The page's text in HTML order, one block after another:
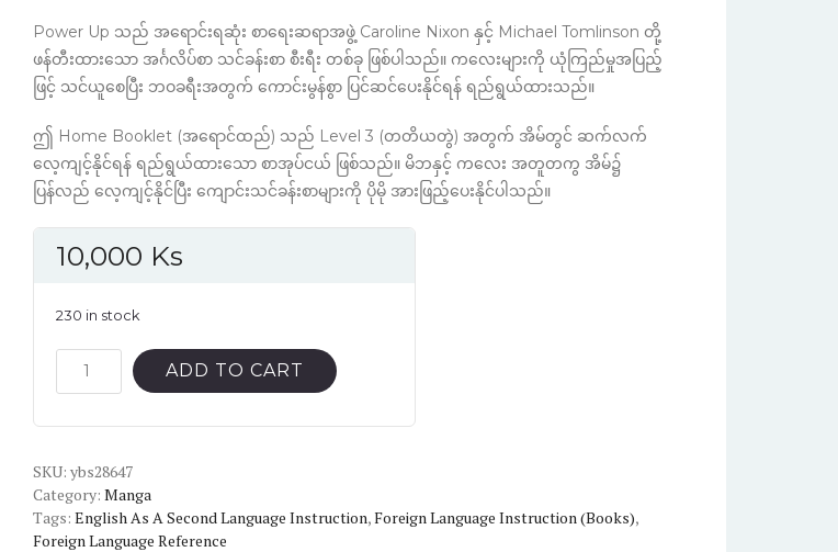
Power Up သည် အရောင်းရဆုံး စာရေးဆရာအဖွဲ့ Caroline Nixon နှင့် Michael Tomlinson တို့
ဖန်တီးထားသော အင်္ဂလိပ်စာ သင်ခန်းစာ စီးရီး တစ်ခု ဖြစ်ပါသည်။ ကလေးများကို ယုံကြည်မှုအပြည့်
ဖြင့် သင်ယူစေပြီး ဘဝခရီးအတွက် ကောင်းမွန်စွာ ပြင်ဆင်ပေးနိုင်ရန် ရည်ရွယ်ထားသည်။
ဤ Home Booklet (အရောင်ထည်) သည် Level 3 (တတိယတွဲ) အတွက် အိမ်တွင် ဆက်လက်
လေ့ကျင့်နိုင်ရန် ရည်ရွယ်ထားသော စာအုပ်ငယ် ဖြစ်သည်။ မိဘနှင့် ကလေး အတူတကွ အိမ်၌
ပြန်လည် လေ့ကျင့်နိုင်ပြီး ကျောင်းသင်ခန်းစာများကို ပိုမို အားဖြည့်ပေးနိုင်ပါသည်။
10,000 Ks
230 in stock
Power
up
booklet
color
quantity
ADD TO CART
SKU: ybs28647
Category: Manga
Tags: English As A Second Language Instruction,Foreign Language Instruction (Books),
Foreign Language Reference